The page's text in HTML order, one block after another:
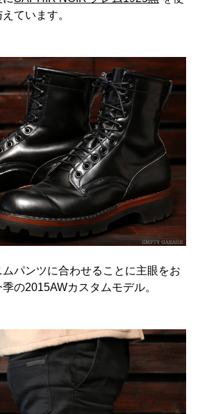
ています。
パンツに合わせることに主眼をお
の2015AWカスタムモデル。